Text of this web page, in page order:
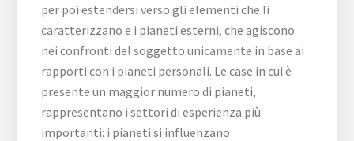
per poi estendersi verso gli elementi che li
caratterizzano e i pianeti esterni, che agiscono
nei confronti del soggetto unicamente in base ai
rapporti con i pianeti personali. Le case in cui è
presente un maggior numero di pianeti,
rappresentano i settori di esperienza più
importanti: i pianeti si influenzano